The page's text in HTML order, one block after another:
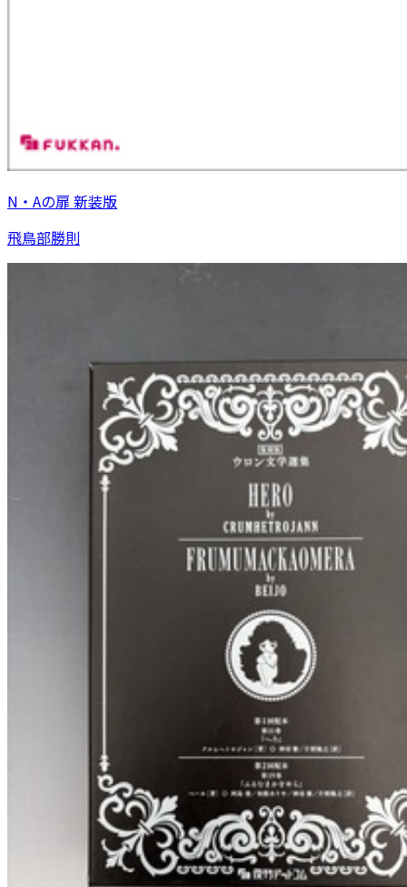
N・Aの扉 新装版
飛鳥部勝則